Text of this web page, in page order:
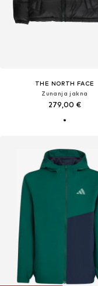
THE NORTH FACE
Zunanja jakna
279,00 €